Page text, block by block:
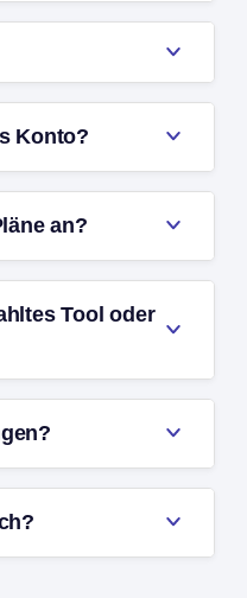
Konto?
an?
Tool oder